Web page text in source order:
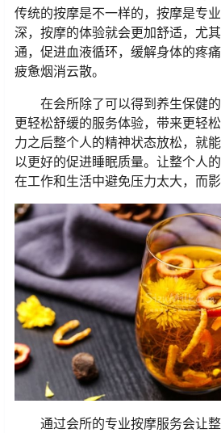
传统的按摩是不一样的，按摩是专
深，按摩的体验就会更加舒适，尤
通，促进血液循环，缓解身体的疼
疲惫烟消云散。
在会所除了可以得到养生保健
更轻松舒缓的服务体验，带来更轻
力之后整个人的精神状态放松，就
以更好的促进睡眠质量。让整个人
在工作和生活中避免压力太大，而影
通过会所的专业按摩服务会让